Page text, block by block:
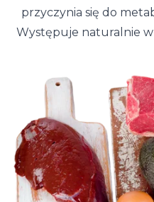
przyczynia się do
Występuje naturalnie w